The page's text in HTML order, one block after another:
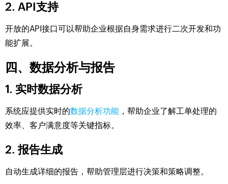
2. API支持
开放的API接口可以帮助企业根据自身需求进行二次开发和功
能扩展。
四、数据分析与报告
1. 实时数据分析
系统应提供实时的数据分析功能 ，帮助企业了解工单处理的
效率、客户满意度等关键指标。
2. 报告生成
自动生成详细的报告，帮助管理层进行决策和策略调整。